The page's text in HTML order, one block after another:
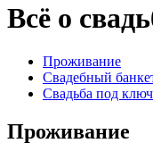
Всё о
Проживание
Свадебный
Свадьба под ключ
Проживание